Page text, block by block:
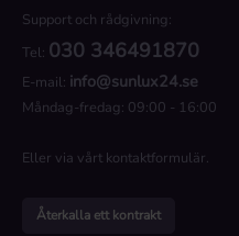
Support och rådgivning:
Tel: 030 346491870
E-mail: info@sunlux24.se
Måndag-fredag: 09:00 - 16:00
Eller via vårt kontaktformulär.
Återkalla ett kontrakt